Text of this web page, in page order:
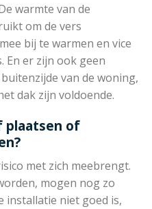
warmte van de
om de vers
bij te warmen en vice
En er zijn ook geen
van de woning,
dak zijn voldoende.
plaatsen of
met zich meebrengt.
mogen nog zo
installatie niet goed is,